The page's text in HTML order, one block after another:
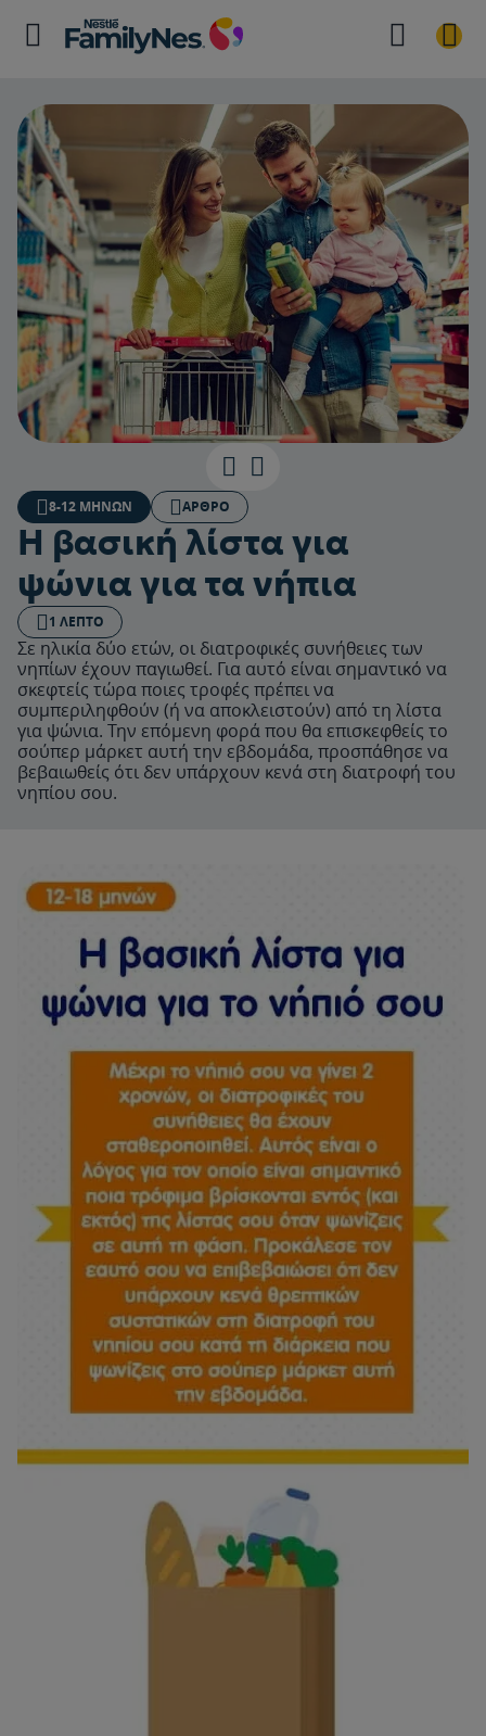
8-12 ΜΗΝΏΝ ΆΡΘΡΟ
Η βασική λίστα για
ψώνια για τα νήπια
1 ΛΕΠΤΌ
Σε ηλικία δύο ετών, οι διατροφικές συνήθειες των
νηπίων έχουν παγιωθεί. Για αυτό είναι σημαντικό να
σκεφτείς τώρα ποιες τροφές πρέπει να
συμπεριληφθούν (ή να αποκλειστούν) από τη λίστα
για ψώνια. Την επόμενη φορά που θα επισκεφθείς το
σούπερ μάρκετ αυτή την εβδομάδα, προσπάθησε να
βεβαιωθείς ότι δεν υπάρχουν κενά στη διατροφή του
νηπίου σου.